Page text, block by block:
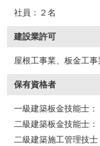
社員：２名
建設業許可
屋根工事業、板金工
保有資格者
一級建築板金技能士：
二級建築板金技能士：
二級建築施工管理技士